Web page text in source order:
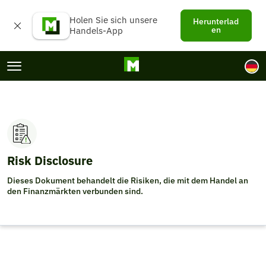
Holen Sie sich unsere
Handels-App
Herunterlad
en
Navgation Menu
Risk Disclosure
Dieses Dokument behandelt die Risiken, die mit dem Handel an
den Finanzmärkten verbunden sind.